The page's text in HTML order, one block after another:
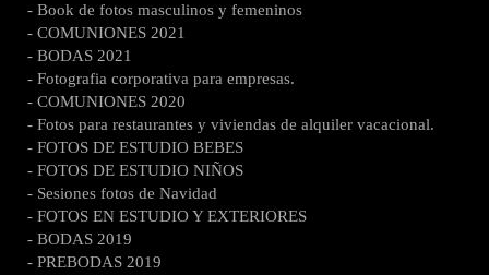
- Book de fotos masculinos y femeninos
- COMUNIONES 2021
- BODAS 2021
- Fotografia corporativa para empresas.
- COMUNIONES 2020
- Fotos para restaurantes y viviendas de alquiler vacacional.
- FOTOS DE ESTUDIO BEBES
- FOTOS DE ESTUDIO NIÑOS
- Sesiones fotos de Navidad
- FOTOS EN ESTUDIO Y EXTERIORES
- BODAS 2019
- PREBODAS 2019